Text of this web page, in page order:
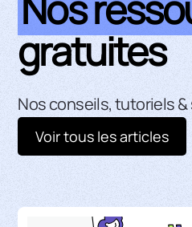
gratuites
Nos conseils, tutoriels
Voir tous les articles